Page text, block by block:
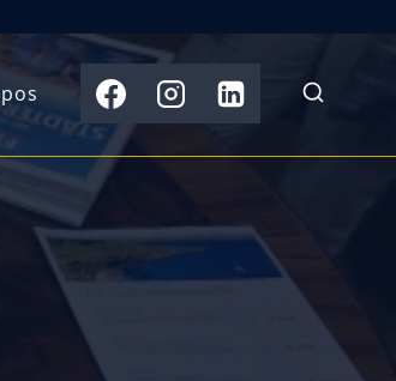
Orient
centrale
continent
Australasie
Îles du Pacifique